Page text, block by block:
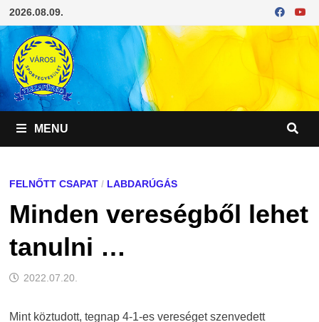
Skip
to
content
2026.08.09.
MENU
FELNŐTT CSAPAT/ LABDARÚGÁS
Minden vereségből lehet
tanulni …
2022.07.20.
Mint köztudott, tegnap 4-1-es vereséget szenvedett